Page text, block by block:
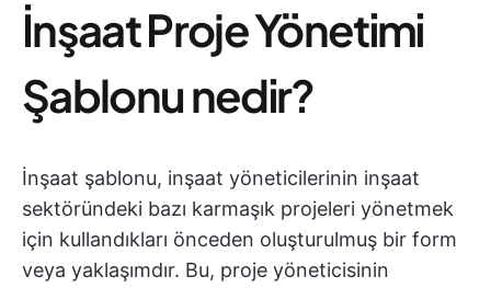
İnşaat Proje Yönetimi
Şablonu nedir?
İnşaat şablonu, inşaat yöneticilerinin inşaat
sektöründeki bazı karmaşık projeleri yönetmek
için kullandıkları önceden oluşturulmuş bir form
veya yaklaşımdır. Bu, proje yöneticisinin